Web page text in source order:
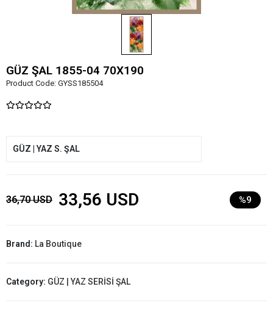
GÜZ ŞAL 1855-04 70X190
Product Code: GYSS185504
GÜZ | YAZ S. ŞAL
36,70 USD 33,56 USD %9
Brand: La Boutique
Category: GÜZ | YAZ SERİSİ ŞAL